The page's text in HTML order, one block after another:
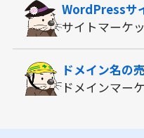
WordPressサ
サイトマーケ
ドメイン名の
ドメインマー